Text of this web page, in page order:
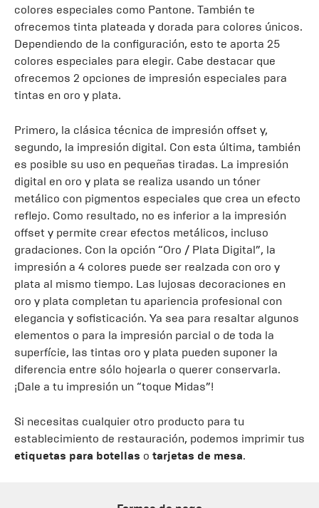
colores especiales como Pantone. También te
ofrecemos tinta plateada y dorada para colores únicos.
Dependiendo de la configuración, esto te aporta 25
colores especiales para elegir. Cabe destacar que
ofrecemos 2 opciones de impresión especiales para
tintas en oro y plata.
Primero, la clásica técnica de impresión offset y,
segundo, la impresión digital. Con esta última, también
es posible su uso en pequeñas tiradas. La impresión
digital en oro y plata se realiza usando un tóner
metálico con pigmentos especiales que crea un efecto
reflejo. Como resultado, no es inferior a la impresión
offset y permite crear efectos metálicos, incluso
gradaciones. Con la opción “Oro / Plata Digital”, la
impresión a 4 colores puede ser realzada con oro y
plata al mismo tiempo. Las lujosas decoraciones en
oro y plata completan tu apariencia profesional con
elegancia y sofisticación. Ya sea para resaltar algunos
elementos o para la impresión parcial o de toda la
superfície, las tintas oro y plata pueden suponer la
diferencia entre sólo hojearla o querer conservarla.
¡Dale a tu impresión un “toque Midas”!
Si necesitas cualquier otro producto para tu
establecimiento de restauración, podemos imprimir tus
etiquetas para botellas o tarjetas de mesa.